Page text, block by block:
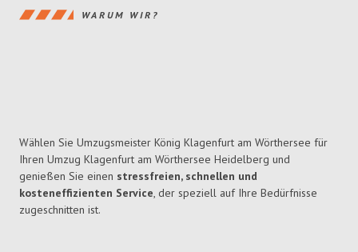
WARUM WIR?
Wählen Sie Umzugsmeister König Klagenfurt am Wörthersee für
Ihren Umzug Klagenfurt am Wörthersee Heidelberg und
genießen Sie einen stressfreien, schnellen und
kosteneffizienten Service, der speziell auf Ihre Bedürfnisse
zugeschnitten ist.